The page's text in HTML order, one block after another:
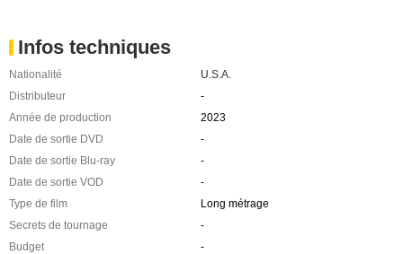
Infos techniques
Nationalité
U.S.A.
Distributeur
-
Année de production
2023
Date de sortie DVD
-
Date de sortie Blu-ray
-
Date de sortie VOD
-
Type de film
Long métrage
Secrets de tournage
-
Budget
-